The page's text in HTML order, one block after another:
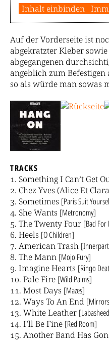
Inhalt einbinden
Auf der Vorderseite ist
abgekratzter Kleber
abgegangenen
angeblich zum
so als würde man sowas
TRACKS
Something I Can’t Get
Chez Yves (Alice Et
Sometimes [Paris Suit
She Wants [Metronomy]
The Twenty Four [Bad For
Heels [O Children]
American Trash
The Mann [Mojo Fury]
Imagine Hearts [Ringo
Pale Fire [Wild Palms]
Most Days [Mazes]
Ways To An End
White Leather
I’ll Be Fine [Red Room]
Another Band Has